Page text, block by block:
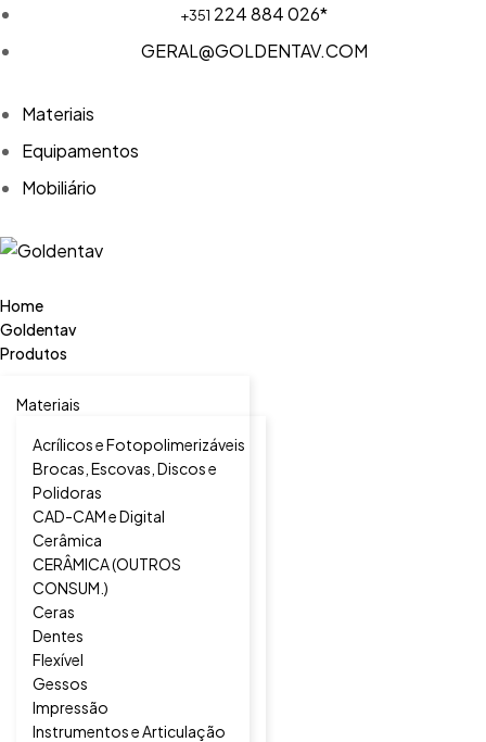
+351 224 884 026*
GERAL@GOLDENTAV.COM
Materiais
Equipamentos
Mobiliário
Home
Goldentav
Produtos
Materiais
Acrílicos e Fotopolimerizáveis
Brocas, Escovas, Discos e
Polidoras
CAD-CAM e Digital
Cerâmica
CERÂMICA (OUTROS
CONSUM.)
Ceras
Dentes
Flexível
Gessos
Impressão
Instrumentos e Articulação